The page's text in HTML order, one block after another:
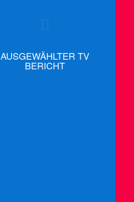
AUSGEWÄHLTER TV
BERICHT